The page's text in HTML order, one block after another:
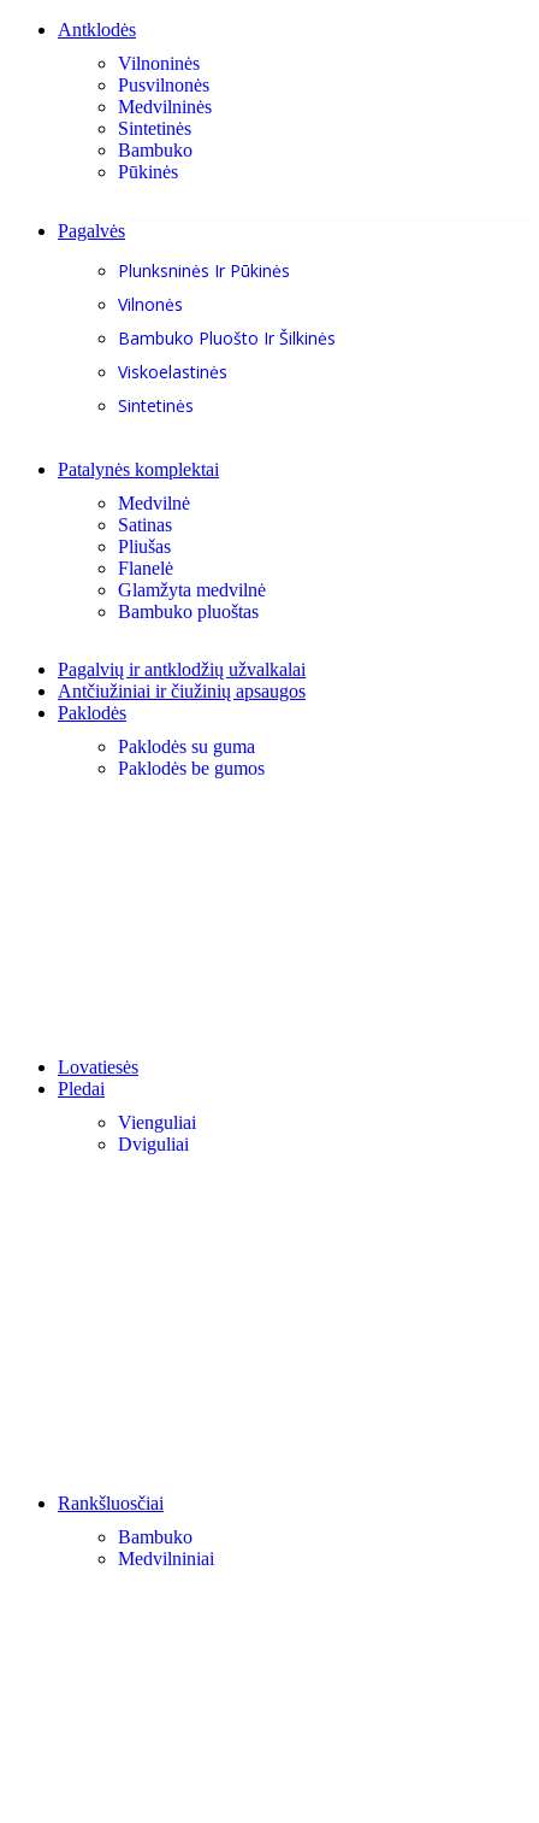
Antklodės
Vilnoninės
Pusvilnonės
Medvilninės
Sintetinės
Bambuko
Pūkinės
Pagalvės
Plunksninės Ir Pūkinės
Vilnonės
Bambuko Pluošto Ir Šilkinės
Viskoelastinės
Sintetinės
Patalynės komplektai
Medvilnė
Satinas
Pliušas
Flanelė
Glamžyta medvilnė
Bambuko pluoštas
Pagalvių ir antklodžių užvalkalai
Antčiužiniai ir čiužinių apsaugos
Paklodės
Paklodės su guma
Paklodės be gumos
Lovatiesės
Pledai
Vienguliai
Dviguliai
Rankšluosčiai
Bambuko
Medvilniniai